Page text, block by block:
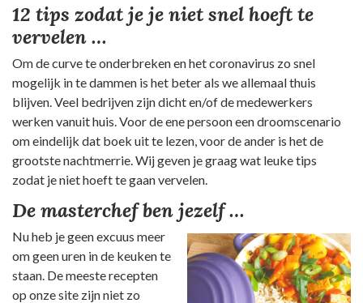
12 tips zodat je je niet snel hoeft te
vervelen…
Om de curve te onderbreken en het coronavirus zo snel
mogelijk in te dammen is het beter als we allemaal thuis
blijven. Veel bedrijven zijn dicht en/of de medewerkers
werken vanuit huis. Voor de ene persoon een droomscenario
om eindelijk dat boek uit te lezen, voor de ander is het de
grootste nachtmerrie. Wij geven je graag wat leuke tips
zodat je niet hoeft te gaan vervelen.
De masterchef ben jezelf …
Nu heb je geen excuus meer
om geen uren in de keuken te
staan. De meeste recepten
op onze site zijn niet zo